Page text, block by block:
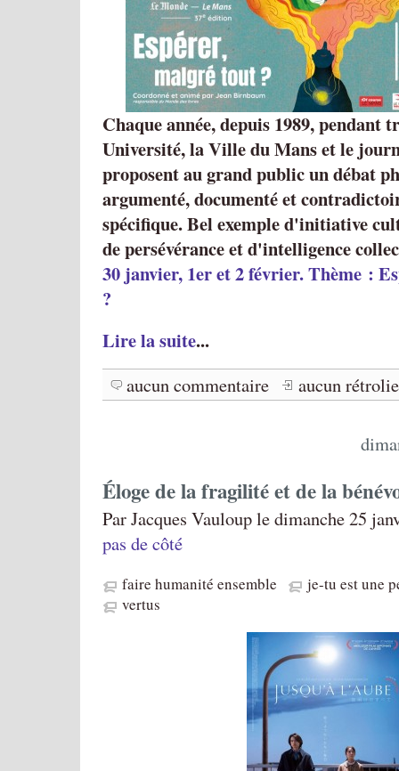
Chaque année, depuis 1989, pendant
Université, la Ville du Mans et le
proposent au grand public un débat
argumenté, documenté et
spécifique. Bel exemple d'initiative
de persévérance et d'intelligence
30 janvier, 1er et 2 février. Thème :
?
Lire la suite...
aucun commentaire aucun
Éloge de la fragilité et de la
Par Jacques Vauloup le dimanche 25
pas de côté
faire humanité ensemble
je-tu est une
vertus